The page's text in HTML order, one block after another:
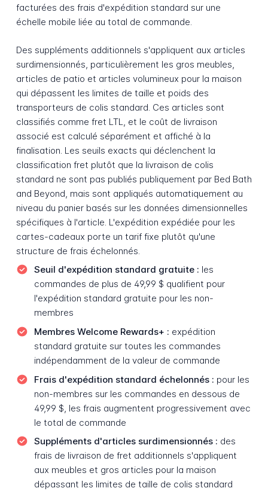
facturées des frais d'expédition standard sur une
échelle mobile liée au total de commande.
Des suppléments additionnels s'appliquent aux articles
surdimensionnés, particulièrement les gros meubles,
articles de patio et articles volumineux pour la maison
qui dépassent les limites de taille et poids des
transporteurs de colis standard. Ces articles sont
classifiés comme fret LTL, et le coût de livraison
associé est calculé séparément et affiché à la
finalisation. Les seuils exacts qui déclenchent la
classification fret plutôt que la livraison de colis
standard ne sont pas publiés publiquement par Bed Bath
and Beyond, mais sont appliqués automatiquement au
niveau du panier basés sur les données dimensionnelles
spécifiques à l'article. L'expédition expédiée pour les
cartes-cadeaux porte un tarif fixe plutôt qu'une
structure de frais échelonnés.
Seuil d'expédition standard gratuite : les
commandes de plus de 49,99 $ qualifient pour
l'expédition standard gratuite pour les non-
membres
Membres Welcome Rewards+ : expédition
standard gratuite sur toutes les commandes
indépendamment de la valeur de commande
Frais d'expédition standard échelonnés : pour les
non-membres sur les commandes en dessous de
49,99 $, les frais augmentent progressivement avec
le total de commande
Suppléments d'articles surdimensionnés : des
frais de livraison de fret additionnels s'appliquent
aux meubles et gros articles pour la maison
dépassant les limites de taille de colis standard